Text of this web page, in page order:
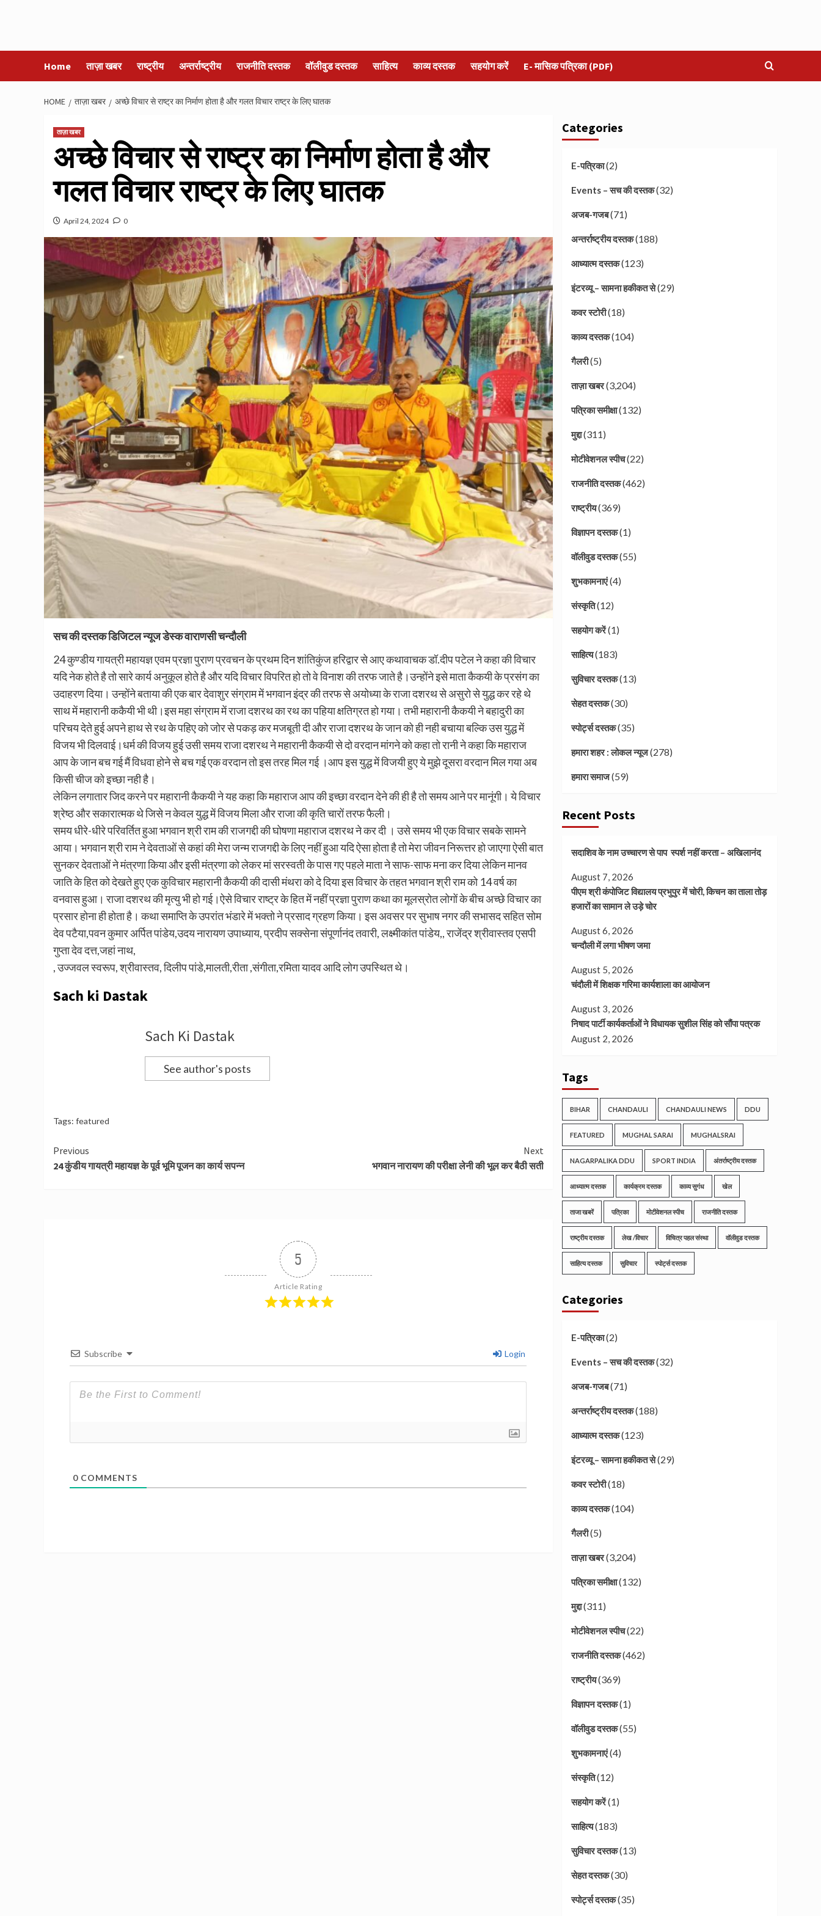
Home ताज़ा खबर राष्ट्रीय अन्तर्राष्ट्रीय राजनीति दस्तक वॉलीवुड दस्तक साहित्य काव्य दस्तक सहयोग करें E- मासिक पत्रिका (PDF)
HOME ताज़ा खबर अच्छे विचार से राष्ट्र का निर्माण होता है और गलत विचार राष्ट्र के लिए घातक
ताज़ा खबर
अच्छे विचार से राष्ट्र का निर्माण होता है और
गलत विचार राष्ट्र के लिए घातक
April 24, 2024 0
सच की दस्तक डिजिटल न्यूज डेस्क वाराणसी चन्दौली
24 कुण्डीय गायत्री महायज्ञ एवम प्रज्ञा पुराण प्रवचन के प्रथम दिन शांतिकुंज हरिद्वार से आए कथावाचक डॉ.दीप पटेल ने कहा की विचार
यदि नेक होते है तो सारे कार्य अनुकूल होते है और यदि विचार विपरित हो तो वे विनाश की तरफ जाते है।उन्होंने इसे माता कैकयी के प्रसंग का
उदाहरण दिया। उन्होंने बताया की एक बार देवाशुर संग्राम में भगवान इंद्र की तरफ से अयोध्या के राजा दशरथ से असुरो से युद्ध कर रहे थे
साथ में महारानी ककैयी भी थी।इस महा संग्राम में राजा दशरथ का रथ का पहिया क्षतिग्रत हो गया। तभी महारानी कैकयी ने बहादुरी का
परिचय देते हुई अपने हाथ से रथ के पहिए को जोर से पकड़ कर मजबूती दी और राजा दशरथ के जान को ही नही बचाया बल्कि उस युद्ध में
विजय भी दिलवाई।धर्म की विजय हुई उसी समय राजा दशरथ ने महारानी कैकयी से दो वरदान मांगने को कहा तो रानी ने कहा कि महाराज
आप के जान बच गई मैं विधवा होने से बच गई एक वरदान तो इस तरह मिल गई ।आप इस युद्ध में विजयी हुए ये मुझे दूसरा वरदान मिल गया अब
किसी चीज को इच्छा नही है।
लेकिन लगातार जिद करने पर महारानी कैकयी ने यह कहा कि महाराज आप की इच्छा वरदान देने की ही है तो समय आने पर मानूंगी। ये विचार
श्रेष्ठ और सकारात्मक थे जिसे न केवल युद्ध में विजय मिला और राजा की कृति चारों तरफ फैली।
समय धीरे-धीरे परिवर्तित हुआ भगवान श्री राम की राजगद्दी की घोषणा महाराज दशरथ ने कर दी । उसे समय भी एक विचार सबके सामने
आया। भगवान श्री राम ने देवताओं से कहां की मेरा जन्म राजगद्दी के लिए नहीं हुआ यदि ऐसा होता है तो मेरा जीवन निरूत्तर हो जाएगा ऐसी बात
सुनकर देवताओं ने मंत्रणा किया और इसी मंत्रणा को लेकर मां सरस्वती के पास गए पहले माता ने साफ-साफ मना कर दिया लेकिन मानव
जाति के हित को देखते हुए एक कुविचार महारानी कैकयी की दासी मंथरा को दे दिया इस विचार के तहत भगवान श्री राम को 14 वर्ष का
वनवास हुआ। राजा दशरथ की मृत्यु भी हो गई।ऐसे विचार राष्ट्र के हित में नहीं प्रज्ञा पुराण कथा का मूलस्रोत लोगों के बीच अच्छे विचार का
प्रसार होना ही होता है। कथा समाप्ति के उपरांत भंडारे में भक्तो ने प्रसाद ग्रहण किया। इस अवसर पर सुभाष नगर की सभासद सहित सोम
देव पटैया,पवन कुमार अर्पित पांडेय,उदय नारायण उपाध्याय, प्रदीप सक्सेना संपूर्णानंद तवारी, लक्ष्मीकांत पांडेय,, राजेंद्र श्रीवास्तव एसपी
गुप्ता देव दत्त,जहां नाथ,
, उज्जवल स्वरूप, श्रीवास्तव, दिलीप पांडे,मालती,रीता ,संगीता,रमिता यादव आदि लोग उपस्थित थे।
Sach ki Dastak
Sach Ki Dastak
See author's posts
Tags: featured
Continue
Reading
Previous
24 कुंडीय गायत्री महायज्ञ के पूर्व भूमि पूजन का कार्य सपन्न
Next
भगवान नारायण की परीक्षा लेनी की भूल कर बैठी सती
5
Article Rating
Subscribe Login
0 COMMENTS
Categories
E-पत्रिका(2)
Events – सच की दस्तक(32)
अजब-गजब(71)
अन्तर्राष्ट्रीय दस्तक(188)
आध्यात्म दस्तक(123)
इंटरव्यू – सामना हकीकत से(29)
कवर स्टोरी(18)
काव्य दस्तक(104)
गैलरी(5)
ताज़ा खबर(3,204)
पत्रिका समीक्षा(132)
मुद्दा(311)
मोटीवेशनल स्पीच(22)
राजनीति दस्तक(462)
राष्ट्रीय(369)
विज्ञापन दस्तक(1)
वॉलीवुड दस्तक(55)
शुभकामनाएं(4)
संस्कृति(12)
सहयोग करें(1)
साहित्य(183)
सुविचार दस्तक(13)
सेहत दस्तक(30)
स्पोर्ट्स दस्तक(35)
हमारा शहर : लोकल न्यूज(278)
हमारा समाज(59)
Recent Posts
सदाशिव के नाम उच्चारण से पाप स्पर्श नहीं करता – अखिलानंद
August 7, 2026
पीएम श्री कंपोजिट विद्यालय प्रभुपुर में चोरी, किचन का ताला तोड़
हजारों का सामान ले उड़े चोर
August 6, 2026
चन्दौली में लगा भीषण जमा
August 5, 2026
चंदौली में शिक्षक गरिमा कार्यशाला का आयोजन
August 3, 2026
निषाद पार्टी कार्यकर्ताओं ने विधायक सुशील सिंह को सौंपा पत्रक
August 2, 2026
Tags
BIHAR CHANDAULI CHANDAULI NEWS DDU
FEATURED MUGHAL SARAI MUGHALSRAI
NAGARPALIKA DDU SPORT INDIA अंतर्राष्ट्रीय दस्तक
आध्यात्म दस्तक कार्यक्रम दस्तक काव्य सुगंध खेल
ताजा खबरें पत्रिका मोटीवेशनल स्पीच राजनीति दस्तक
राष्ट्रीय दस्तक लेख /विचार विचित्र पहल संस्था वॉलीवुड दस्तक
साहित्य दस्तक सुविचार स्पोर्ट्स दस्तक
Categories
E-पत्रिका(2)
Events – सच की दस्तक(32)
अजब-गजब(71)
अन्तर्राष्ट्रीय दस्तक(188)
आध्यात्म दस्तक(123)
इंटरव्यू – सामना हकीकत से(29)
कवर स्टोरी(18)
काव्य दस्तक(104)
गैलरी(5)
ताज़ा खबर(3,204)
पत्रिका समीक्षा(132)
मुद्दा(311)
मोटीवेशनल स्पीच(22)
राजनीति दस्तक(462)
राष्ट्रीय(369)
विज्ञापन दस्तक(1)
वॉलीवुड दस्तक(55)
शुभकामनाएं(4)
संस्कृति(12)
सहयोग करें(1)
साहित्य(183)
सुविचार दस्तक(13)
सेहत दस्तक(30)
स्पोर्ट्स दस्तक(35)